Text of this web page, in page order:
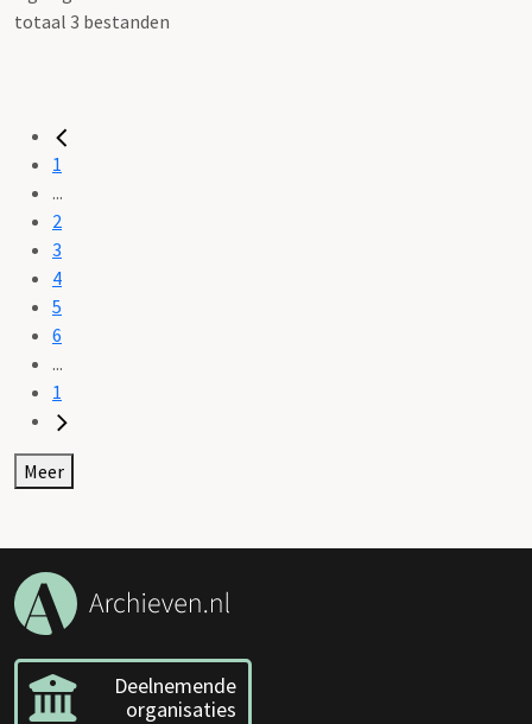
totaal 3 bestanden
1
...
2
3
4
5
6
...
1
Meer
Deelnemende
organisaties